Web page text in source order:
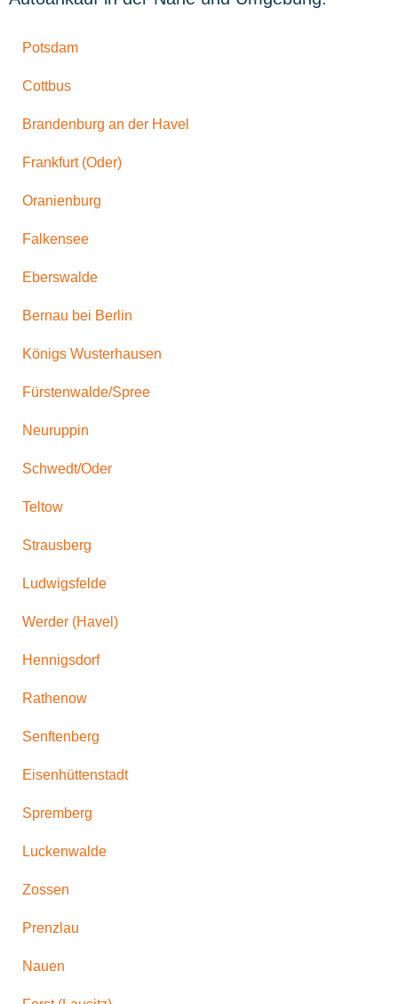
Potsdam
Cottbus
Brandenburg an der Havel
Frankfurt (Oder)
Oranienburg
Falkensee
Eberswalde
Bernau bei Berlin
Königs Wusterhausen
Fürstenwalde/Spree
Neuruppin
Schwedt/Oder
Teltow
Strausberg
Ludwigsfelde
Werder (Havel)
Hennigsdorf
Rathenow
Senftenberg
Eisenhüttenstadt
Spremberg
Luckenwalde
Zossen
Prenzlau
Nauen